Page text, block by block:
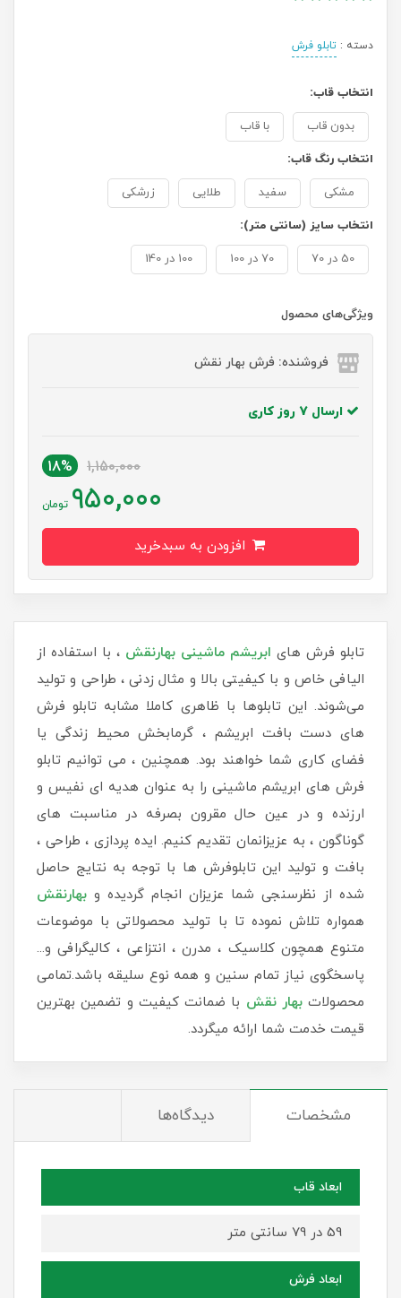
دسته : تابلو فرش
انتخاب قاب:
بدون قاب با قاب
انتخاب رنگ قاب:
مشکی سفید طلایی زرشکی
انتخاب سایز (سانتی متر):
50 در 70 70 در 100 100 در 140
ویژگی‌های محصول
فروشنده: فرش بهار نقش
ارسال 7 روز کاری
1,150,000
18%
950,000 تومان
تابلو فرش های ابریشم ماشینی بهارنقش ، با استفاده از
الیافی خاص و با کیفیتی بالا و مثال زدنی ، طراحی و تولید
می‌شوند. این تابلوها با ظاهری کاملا مشابه تابلو فرش
های دست بافت ابریشم ، گرمابخش محیط زندگی یا
فضای کاری شما خواهند بود. همچنین ، می توانیم تابلو
فرش های ابریشم ماشینی را به عنوان هدیه ای نفیس و
ارزنده و در عین حال مقرون بصرفه در مناسبت های
گوناگون ، به عزیزانمان تقدیم کنیم. ایده پردازی ، طراحی ،
بافت و تولید این تابلوفرش ها با توجه به نتایج حاصل
شده از نظرسنجی شما عزیزان انجام گردیده و بهارنقش
همواره تلاش نموده تا با تولید محصولاتی با موضوعات
متنوع همچون کلاسیک ، مدرن ، انتزاعی ، کالیگرافی و...
پاسخگوی نیاز تمام سنین و همه نوع سلیقه باشد.تمامی
محصولاتبهار نقش با ضمانت کیفیت و تضمین بهترین
قیمت خدمت شما ارائه میگردد.
مشخصات دیدگاه‌ها
ابعاد قاب
59 در 79 سانتی متر
ابعاد فرش